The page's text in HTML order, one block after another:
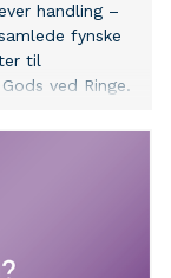
handling –
fynske
til
ved Ringe.